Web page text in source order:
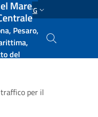
ENG
Mare
Pesaro,
del
per il